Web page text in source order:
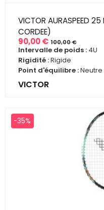
VICTOR AURASPEED
CORDEE)
Prix
90,00 €
Prix
de
base
100,00 €
Intervalle de poids : 4U
Rigidité :Rigide
Point d'équilibre :Neutre
VICTOR
-35%